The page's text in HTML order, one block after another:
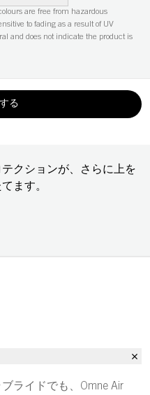
are free from hazardous
to fading as a result of UV
and does not indicate the product is
る
クションが、さらに上を
ます。
ライドでも、Omne Air